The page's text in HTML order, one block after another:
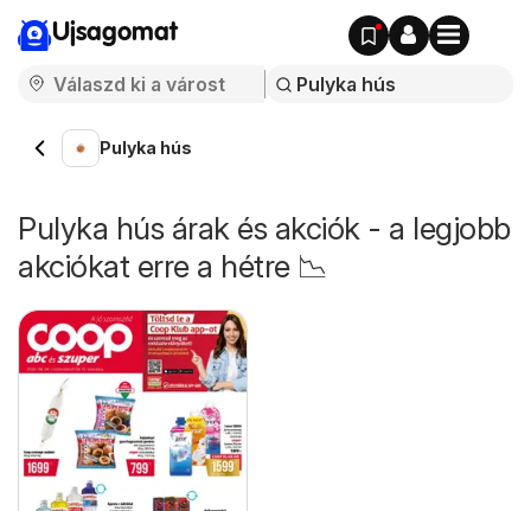
Ujsagomat
Pulyka hús
Pulyka hús árak és akciók - a legjobb
akciókat erre a hétre 📉